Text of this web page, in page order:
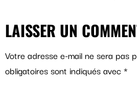
LAISSER UN
Votre adresse e-mail ne sera pas
obligatoires sont indiqués avec*